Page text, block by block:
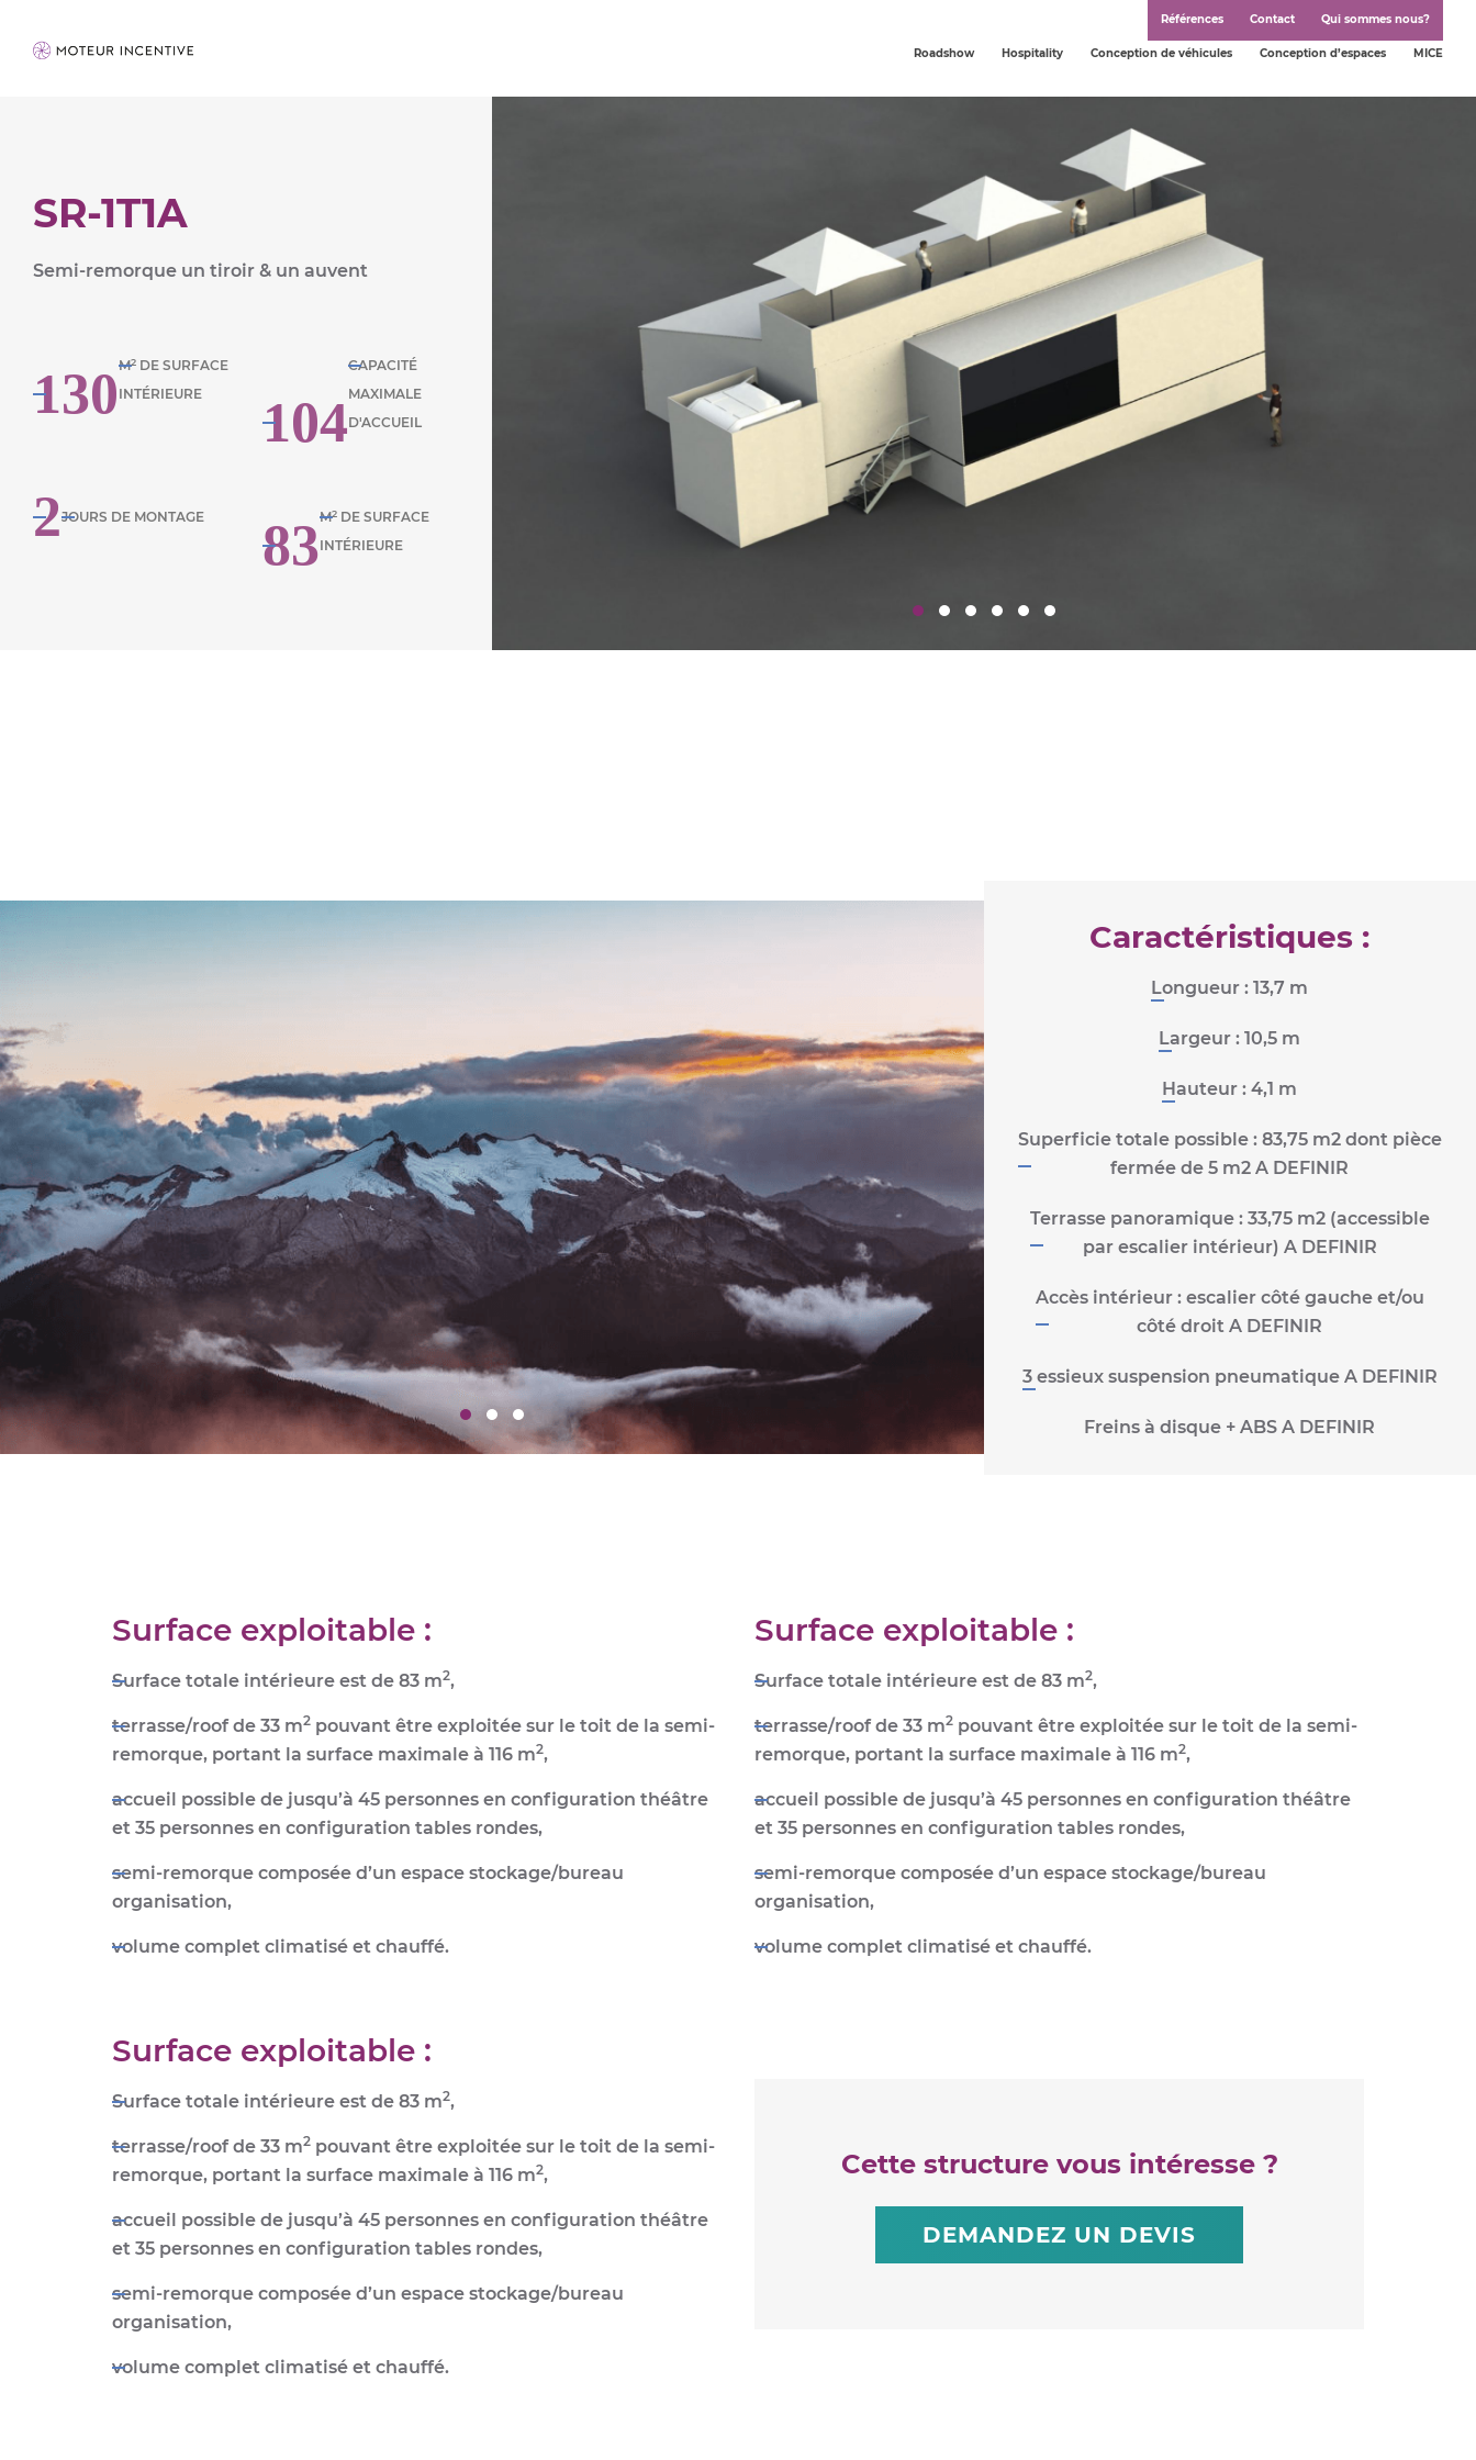
Références Contact Qui sommes nous?
Roadshow Hospitality Conception de véhicules Conception d’espaces MICE
SR-1T1A
Semi-remorque un tiroir & un auvent
130M2 DE SURFACE
INTÉRIEURE
104
CAPACITÉ
MAXIMALE
D'ACCUEIL
2JOURS DE MONTAGE 83M2 DE SURFACE
INTÉRIEURE
Caractéristiques :
Longueur : 13,7 m
Largeur : 10,5 m
Hauteur : 4,1 m
Superficie totale possible :83,75 m2 dont pièce
fermée de 5 m2 A DEFINIR
Terrasse panoramique :33,75 m2 (accessible
par escalier intérieur) A DEFINIR
Accès intérieur :escalier côté gauche et/ou
côté droit A DEFINIR
3 essieux suspension pneumatique A DEFINIR
Freins à disque + ABS A DEFINIR
Surface exploitable :
Surface totale intérieure est de 83 m2,
terrasse/roof de 33 m2 pouvant être exploitée sur le toit de la semi-
remorque, portant la surface maximale à 116 m2,
accueil possible de jusqu’à 45 personnes en configuration théâtre
et 35 personnes en configuration tables rondes,
semi-remorque composée d’un espace stockage/bureau
organisation,
volume complet climatisé et chauffé.
Surface exploitable :
Surface totale intérieure est de 83 m2,
terrasse/roof de 33 m2 pouvant être exploitée sur le toit de la semi-
remorque, portant la surface maximale à 116 m2,
accueil possible de jusqu’à 45 personnes en configuration théâtre
et 35 personnes en configuration tables rondes,
semi-remorque composée d’un espace stockage/bureau
organisation,
volume complet climatisé et chauffé.
Surface exploitable :
Surface totale intérieure est de 83 m2,
terrasse/roof de 33 m2 pouvant être exploitée sur le toit de la semi-
remorque, portant la surface maximale à 116 m2,
accueil possible de jusqu’à 45 personnes en configuration théâtre
et 35 personnes en configuration tables rondes,
semi-remorque composée d’un espace stockage/bureau
organisation,
volume complet climatisé et chauffé.
Cette structure vous intéresse ?
DEMANDEZ UN DEVIS